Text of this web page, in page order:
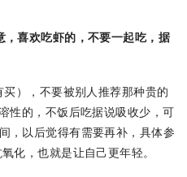
喜欢吃虾的，不要一起吃，据
），不要被别人推荐那种贵的
性的，不饭后吃据说吸收少，可
，以后觉得有需要再补，具体参
化，也就是让自己更年轻。